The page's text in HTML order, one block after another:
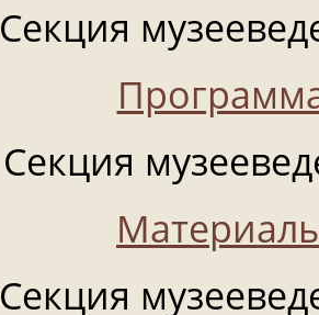
Секция
Секция
Секция